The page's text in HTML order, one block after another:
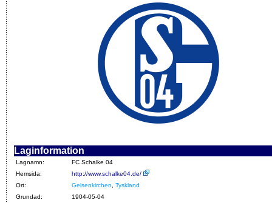
Laginformation
Lagnamn:
FC Schalke 04
Hemsida:
http://www.schalke04.de/
Ort:
Gelsenkirchen
Tyskland
Grundad:
1904-05-04